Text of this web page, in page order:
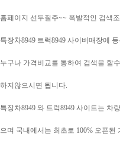
홈페이지 선두질주~~ 폭발적인 검색
특장차8949 트럭8949 사이버매장에
누구나 가격비교를 통하여 검색을 할
하지않으시면 됩니다.
특장차8949 와 트럭8949 사이트는
으며 국내에서는 최초로 100% 오픈된